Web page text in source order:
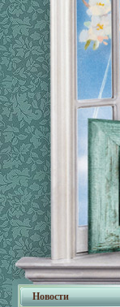
Новости